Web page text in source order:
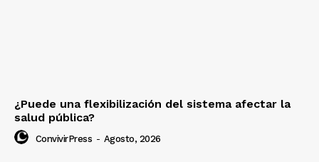
¿Puede una flexibilización del sistema afectar la
salud pública?
ConvivirPress - Agosto, 2026